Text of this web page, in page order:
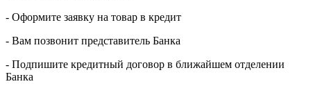
- Оформите заявку на товар в кредит
- Вам позвонит представитель Банка
- Подпишите кредитный договор в ближайшем отделении
Банка